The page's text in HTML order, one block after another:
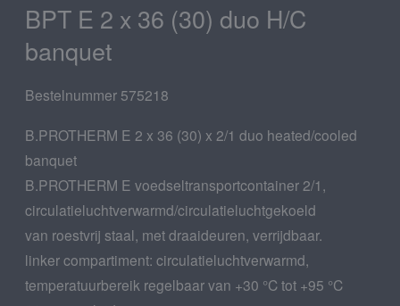
BPT E 2 x 36 (30) duo H/C
banquet
Bestelnummer 575218
B.PROTHERM E 2 x 36 (30) x 2/1 duo heated/cooled
banquet
B.PROTHERM E voedseltransportcontainer 2/1,
circulatieluchtverwarmd/circulatieluchtgekoeld
van roestvrij staal, met draaideuren, verrijdbaar.
linker compartiment: circulatieluchtverwarmd,
temperatuurbereik regelbaar van +30 °C tot +95 °C